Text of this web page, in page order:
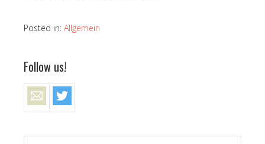
Posted in: Allgemein
Follow us!